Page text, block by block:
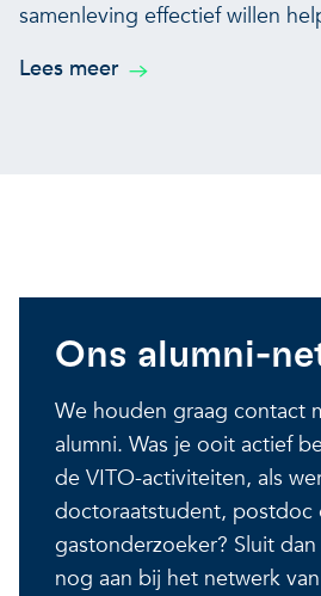
samenleving effectief willen
Lees meer
Ons alumni-
We houden graag contact
alumni. Was je ooit actief
de VITO-activiteiten, als
doctoraatstudent, postdoc
gastonderzoeker? Sluit
nog aan bij het netwerk